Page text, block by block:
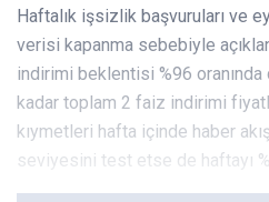
Haftalık işsizlik başvuruları ve
verisi kapanma sebebiyle
indirimi beklentisi %96 oranında
kadar toplam 2 faiz indirimi
kıymetleri hafta içinde haber
seviyesini test etse de haftayı